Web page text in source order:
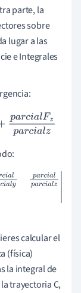
parte, la
sobre
lugar a las
e Integrales
+ parcialFzparc
alypa ialparcia
calcular el
(física)
la integral de
trayectoria C,